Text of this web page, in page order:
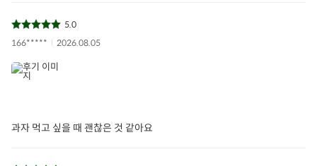
5.0
166*****
2026.08.05
과자 먹고 싶을 때 괜찮은 것 같아요